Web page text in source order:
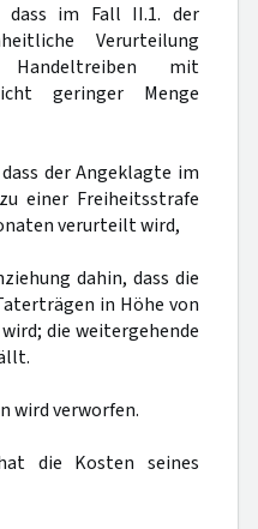
dass im Fall II.1. der
Verurteilung
mit
geringer Menge
der Angeklagte im
einer Freiheitsstrafe
verurteilt wird,
dahin, dass die
in Höhe von
die weitergehende
wird verworfen.
die Kosten seines